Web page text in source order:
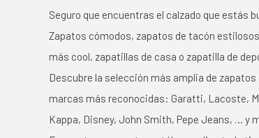
Seguro que encuentras el calzado que estás
Zapatos cómodos, zapatos de tacón
más cool, zapatillas de casa o zapatilla de
Descubre la selección más amplia de zapatos
marcas más reconocidas: Garatti, Lacoste,
Kappa, Disney, John Smith, Pepe Jeans, … y